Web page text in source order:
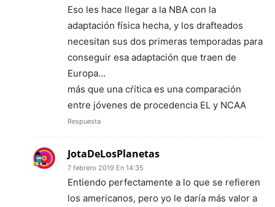
Eso les hace llegar a la NBA con la
adaptación física hecha, y los drafteados
necesitan sus dos primeras temporadas para
conseguir esa adaptación que traen de
Europa…
más que una cŕítica es una comparación
entre jóvenes de procedencia EL y NCAA
Respuesta
JotaDeLosPlanetas
7 febrero 2019 En 14:35
Entiendo perfectamente a lo que se refieren
los americanos, pero yo le daría más valor a